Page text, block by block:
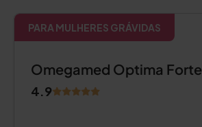
PARA MULHERES GRÁVIDAS
Omegamed Optima Forte
4.9